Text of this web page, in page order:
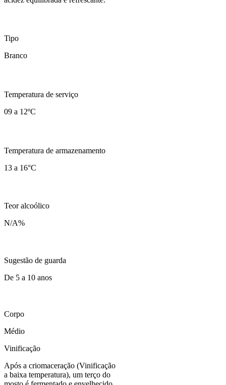
Tipo
Branco
Temperatura de serviço
09 a 12ºC
Temperatura de armazenamento
13 a 16°C
Teor alcoólico
N/A%
Sugestão de guarda
De 5 a 10 anos
Corpo
Médio
Vinificação
Após a criomaceração (Vinificação
a baixa temperatura), um terço do